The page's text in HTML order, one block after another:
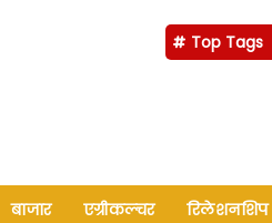
Top Tags
बाजार एग्रीकल्चर रिलेशनशिप